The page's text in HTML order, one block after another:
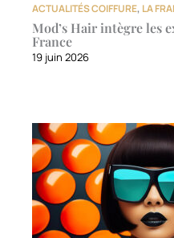
ACTUALITÉS COIFFURE, LA
Mod’s Hair intègre les
France
19 juin 2026